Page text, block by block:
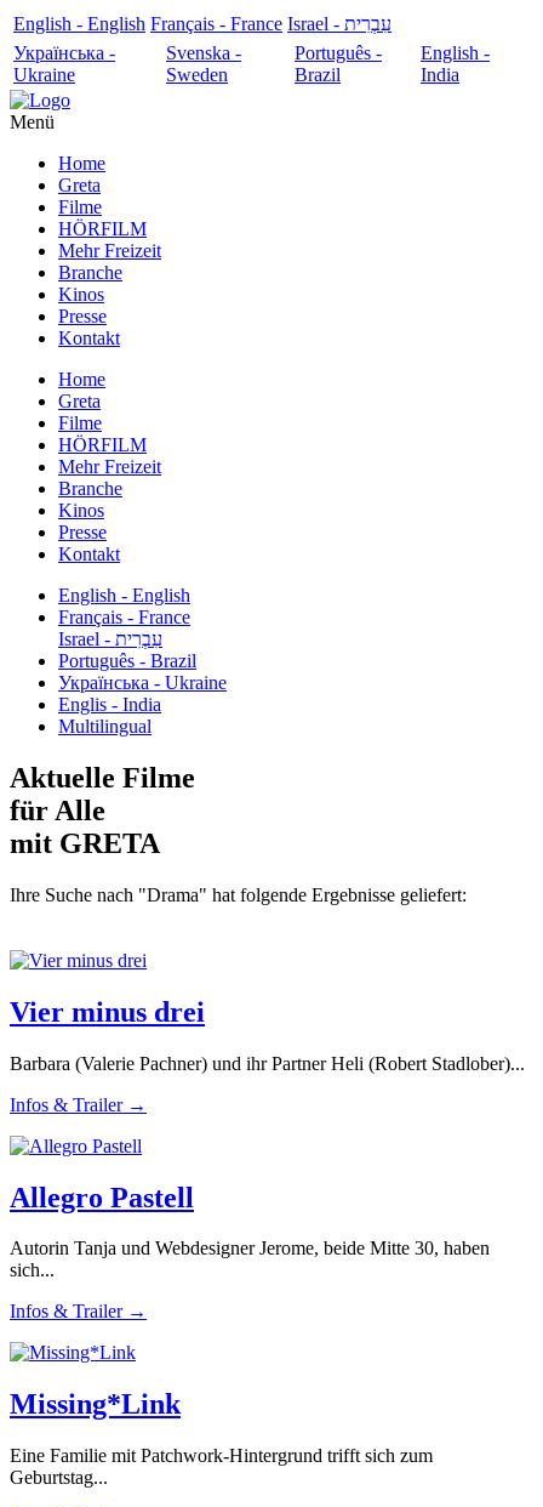
English - English Français - France
עִבְרִית - Israel
Українська -
Ukraine
Svenska -
Sweden
Português -
Brazil
English -
India
Menü
Home
Greta
Filme
HÖRFILM
Mehr Freizeit
Branche
Kinos
Presse
Kontakt
Home
Greta
Filme
HÖRFILM
Mehr Freizeit
Branche
Kinos
Presse
Kontakt
English - English
Français - France
עִבְרִית - Israel
Português - Brazil
Українська - Ukraine
Englis - India
Multilingual
Aktuelle Filme
für Alle
mit GRETA
Ihre Suche nach "Drama" hat folgende Ergebnisse geliefert:
Vier minus drei
Barbara (Valerie Pachner) und ihr Partner Heli (Robert Stadlober)...
Infos & Trailer →
Allegro Pastell
Autorin Tanja und Webdesigner Jerome, beide Mitte 30, haben
sich...
Infos & Trailer →
Missing*Link
Eine Familie mit Patchwork-Hintergrund trifft sich zum
Geburtstag...